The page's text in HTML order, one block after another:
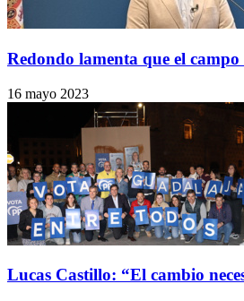
Redondo lamenta que el campo
16 mayo 2023
Lucas Castillo: “El cambio